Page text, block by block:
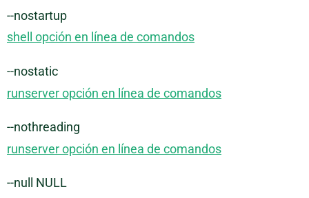
--nostartup
shell opción en línea de comandos
--nostatic
runserver opción en línea de comandos
--nothreading
runserver opción en línea de comandos
--null NULL